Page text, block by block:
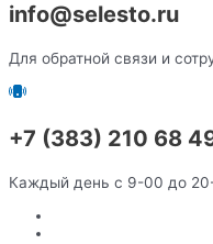
info@selesto.ru
Для обратной связи и
+7 (383) 210 68
Каждый день с 9-00 до